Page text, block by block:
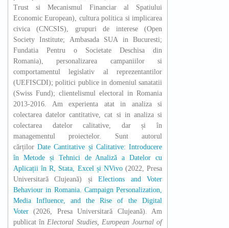
Trust si Mecanismul Financiar al Spatiului
Economic European), cultura politica si implicarea
civica (CNCSIS), grupuri de interese (Open
Society Institute; Ambasada SUA in Bucuresti;
Fundatia Pentru o Societate Deschisa din
Romania), personalizarea campaniilor si
comportamentul legislativ al reprezentantilor
(UEFISCDI); politici publice in domeniul sanatatii
(Swiss Fund); clientelismul electoral in Romania
2013-2016. Am experienta atat in analiza si
colectarea datelor cantitative, cat si in analiza si
colectarea datelor calitative, dar și în
managementul proiectelor. Sunt autorul
cărțilorDate Cantitative și Calitative: Introducere
în Metode și Tehnici de Analiză a Datelor cu
Aplicații în R, Stata, Excel și NVivo(2022, Presa
Universitară Clujeană) șiElections and Voter
Behaviour in Romania. Campaign Personalization,
Media Influence, and the Rise of the Digital
Voter (2026, Presa Universitară Clujeană). Am
publicat înElectoral Studies, European Journal of